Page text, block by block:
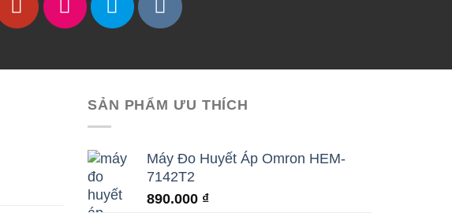
SẢN PHẨM ƯU THÍCH
Máy Đo Huyết Áp Omron HEM-
7142T2
890.000 ₫